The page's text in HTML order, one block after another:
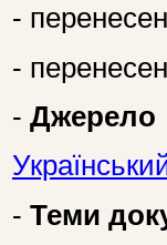
-
-
- Джерело
- Теми